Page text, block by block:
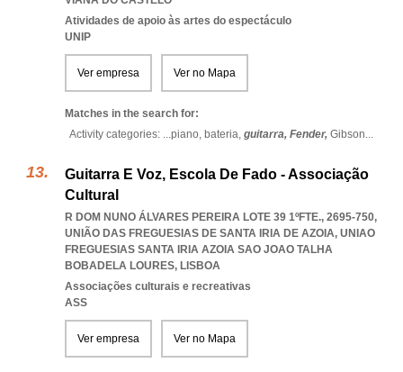
Atividades de apoio às artes do espectáculo
UNIP
Ver empresa Ver no Mapa
Matches in the search for:
Activity categories: ...piano, bateria, guitarra, Fender, Gibson...
Guitarra E Voz, Escola De Fado - Associação
Cultural
R DOM NUNO ÁLVARES PEREIRA LOTE 39 1ºFTE., 2695-750,
UNIÃO DAS FREGUESIAS DE SANTA IRIA DE AZOIA, UNIAO
FREGUESIAS SANTA IRIA AZOIA SAO JOAO TALHA
BOBADELA LOURES, LISBOA
Associações culturais e recreativas
ASS
Ver empresa Ver no Mapa